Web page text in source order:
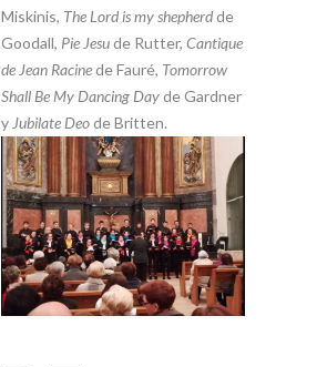
Miskinis, The Lord is my shepherdde
Goodall, Pie Jesude Rutter, Cantique
de Jean Racinede Fauré, Tomorrow
Shall Be My Dancing Dayde Gardner
y Jubilate Deode Britten.